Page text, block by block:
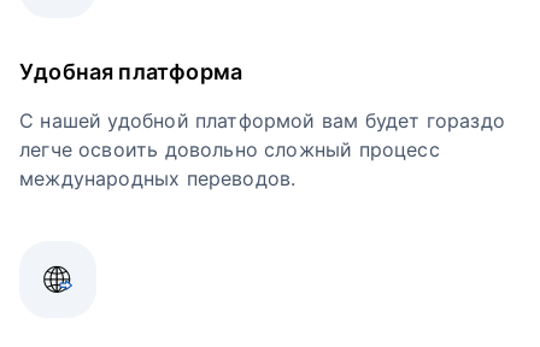
Удобная платформа
С нашей удобной платформой вам будет гораздо
легче освоить довольно сложный процесс
международных переводов.